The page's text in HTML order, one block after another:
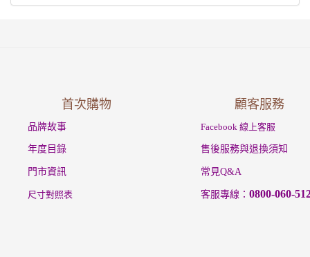
首次購物 顧客服務
品牌故事 Facebook 線上客服
年度目錄 售後服務與退換須知
門市資訊 常見Q&A
尺寸對照表 客服專線： 0800-060-